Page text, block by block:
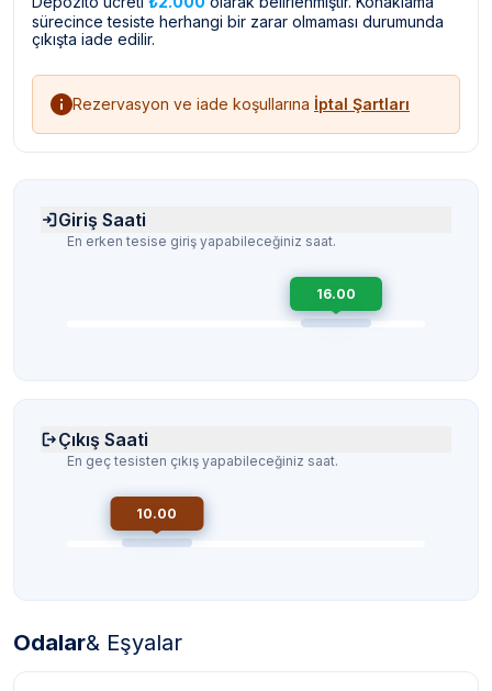
sürecince tesiste herhangi bir zarar olmaması durumunda
çıkışta iade edilir.
Rezervasyon ve iade koşullarına İptal Şartları
Giriş Saati
En erken tesise giriş yapabileceğiniz saat.
16.00
Çıkış Saati
En geç tesisten çıkış yapabileceğiniz saat.
10.00
Odalar& Eşyalar